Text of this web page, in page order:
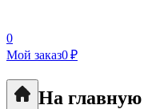
0
Мой заказ0 ₽
На главную